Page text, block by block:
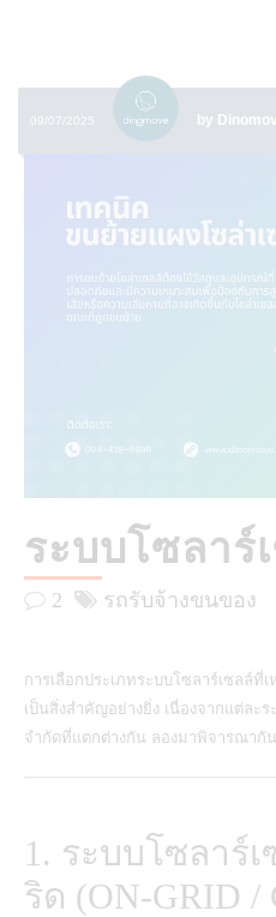
09/07/2025 by
ระบบโซลาร์
2 รถรับจ้างขนของ
การเลือกประเภทระบบโซลาร์เซลล์
เป็นสิ่งสำคัญอย่างยิ่ง เนื่องจากแต่ละ
จำกัดที่แตกต่างกัน ลองมาพิจารณากั
1. ระบบโซลาร์
ริด (ON-GRID /